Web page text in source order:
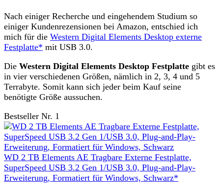
Nach einiger Recherche und eingehendem Studium so
einiger Kundenrezensionen bei Amazon, entschied ich
mich für die Western Digital Elements Desktop externe
Festplatte* mit USB 3.0.
Die Western Digital Elements Desktop Festplatte gibt es
in vier verschiedenen Größen, nämlich in 2, 3, 4 und 5
Terrabyte. Somit kann sich jeder beim Kauf seine
benötigte Größe aussuchen.
Bestseller Nr. 1
WD 2 TB Elements AE Tragbare Externe Festplatte,
SuperSpeed USB 3.2 Gen 1/USB 3.0, Plug-and-Play-
Erweiterung, Formatiert für Windows, Schwarz*